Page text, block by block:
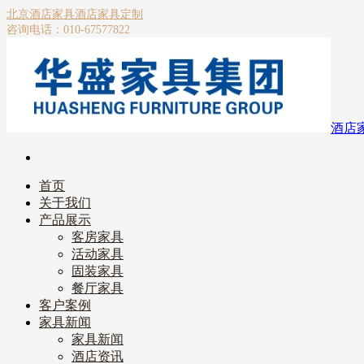
北京酒店家具酒店家具定制
咨询电话：010-67577822
酒店
首页
关于我们
产品展示
客房家具
活动家具
固装家具
餐厅家具
客户案例
家具新闻
家具新闻
酒店资讯